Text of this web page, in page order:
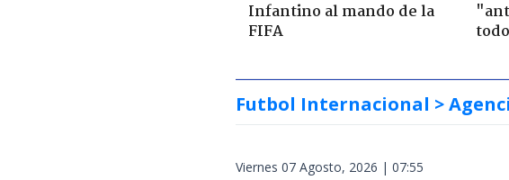
Infantino al mando de la
FIFA
Futbol Internacional >
Viernes 07 Agosto, 2026 | 07:55